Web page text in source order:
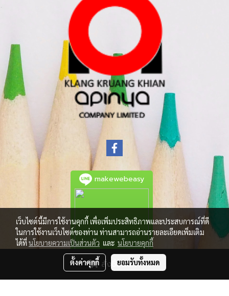
สั่งซื้อสินค้า
makewebeasy
เว็บไซต์นี้มีการใช้งานคุกกี้ เพื่อเพิ่มประสิทธิภาพและประสบการณ์ที่ดี
ในการใช้งานเว็บไซต์ของท่าน ท่านสามารถอ่านรายละเอียดเพิ่มเติม
ได้ที่นโยบายความเป็นส่วนตัว และ นโยบายคุกกี้
ตั้งค่าคุกกี้ ยอมรับทั้งหมด